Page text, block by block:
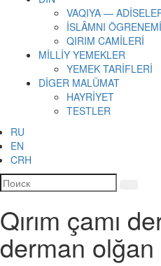
VAQIYA —
İSLÂMNI
QIRIM CAMİLERİ
MİLLİY YEMEKLER
YEMEK TARİFLERİ
DİGER MALÜMAT
HAYRİYET
TESTLER
RU
EN
CRH
Qırım çamı
derman olğan